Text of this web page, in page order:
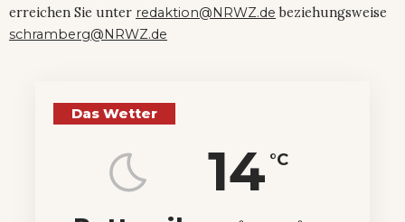
erreichen Sie unter redaktion@NRWZ.de beziehungsweise
schramberg@NRWZ.de
Das Wetter
14 °C